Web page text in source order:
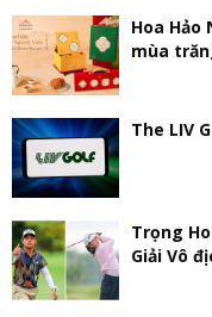
Hoa
mùa
The LIV
Trọng
Giải Vô